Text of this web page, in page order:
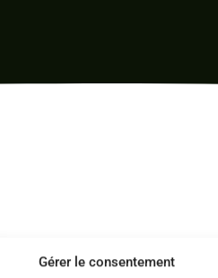
Gérer le consentement